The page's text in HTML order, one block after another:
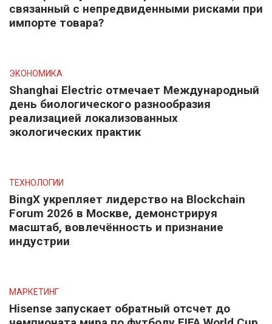
связанный с непредвиденными рисками при
импорте товара?
ЭКОНОМИКА
Shanghai Electric отмечает Международный
день биологического разнообразия
реализацией локализованных
экологических практик
ТЕХНОЛОГИИ
BingX укрепляет лидерство на Blockchain
Forum 2026 в Москве, демонстрируя
масштаб, вовлечённость и признание
индустрии
МАРКЕТИНГ
Hisense запускает обратный отсчет до